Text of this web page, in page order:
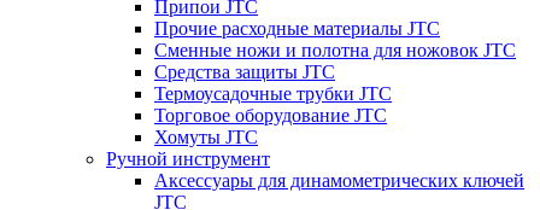
Припои JTC
Прочие расходные материалы JTC
Сменные ножи и полотна для ножовок JTC
Средства защиты JTC
Термоусадочные трубки JTC
Торговое оборудование JTC
Хомуты JTC
Ручной инструмент
Аксессуары для динамометрических ключей
JTC